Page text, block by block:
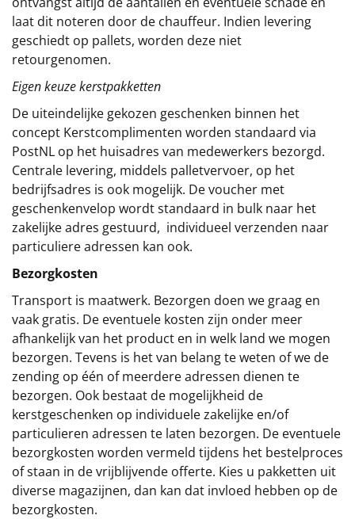
laat dit noteren door de chauffeur. Indien levering
geschiedt op pallets, worden deze niet
retourgenomen.
Eigen keuze kerstpakketten
De uiteindelijke gekozen geschenken binnen het
concept Kerstcomplimenten worden standaard via
PostNL op het huisadres van medewerkers bezorgd.
Centrale levering, middels palletvervoer, op het
bedrijfsadres is ook mogelijk. De voucher met
geschenkenvelop wordt standaard in bulk naar het
zakelijke adres gestuurd, individueel verzenden naar
particuliere adressen kan ook.
Bezorgkosten
Transport is maatwerk. Bezorgen doen we graag en
vaak gratis. De eventuele kosten zijn onder meer
afhankelijk van het product en in welk land we mogen
bezorgen. Tevens is het van belang te weten of we de
zending op één of meerdere adressen dienen te
bezorgen. Ook bestaat de mogelijkheid de
kerstgeschenken op individuele zakelijke en/of
particulieren adressen te laten bezorgen. De eventuele
bezorgkosten worden vermeld tijdens het bestelproces
of staan in de vrijblijvende offerte. Kies u pakketten uit
diverse magazijnen, dan kan dat invloed hebben op de
bezorgkosten.